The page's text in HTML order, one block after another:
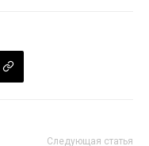
Следующая статья